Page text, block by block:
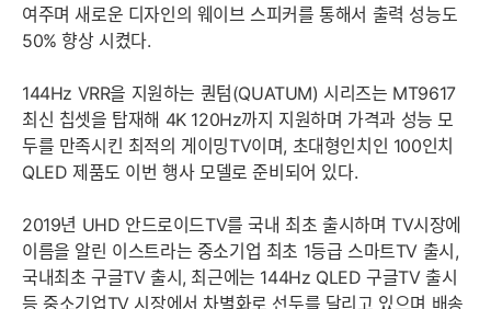
여주며 새로운 디자인의 웨이브 스피커를 통해서 출력 성능도
50% 향상 시켰다.
144Hz VRR을 지원하는 퀀텀(QUATUM) 시리즈는 MT9617
최신 칩셋을 탑재해 4K 120Hz까지 지원하며 가격과 성능 모
두를 만족시킨 최적의 게이밍TV이며, 초대형인치인 100인치
QLED 제품도 이번 행사 모델로 준비되어 있다.
2019년 UHD 안드로이드TV를 국내 최초 출시하며 TV시장에
이름을 알린 이스트라는 중소기업 최초 1등급 스마트TV 출시,
국내최초 구글TV 출시, 최근에는 144Hz QLED 구글TV 출시
등 중소기업TV 시장에서 차별화로 선두를 달리고 있으며 배송